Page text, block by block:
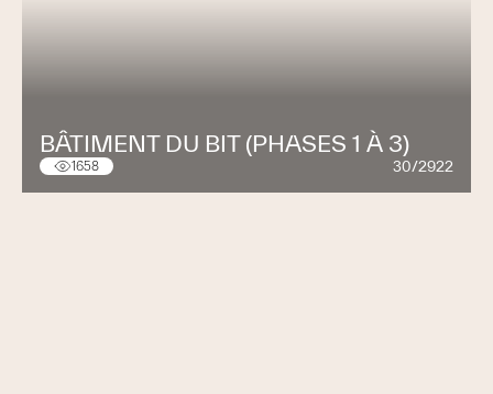
BÂTIMENT DU BIT (PHASES 1 À 3)
1658 30/2922